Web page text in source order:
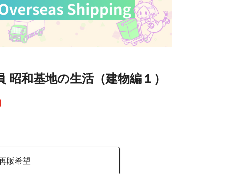
昭和基地の生活（建物編１）
販希望